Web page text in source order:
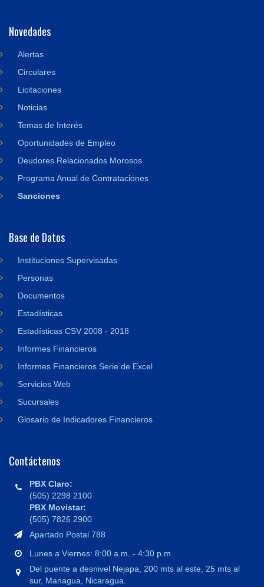
Novedades
Alertas
Circulares
Licitaciones
Noticias
Temas de Interés
Oportunidades de Empleo
Deudores Relacionados Morosos
Programa Anual de Contrataciones
Sanciones
Base de Datos
Instituciones Supervisadas
Personas
Documentos
Estadísticas
Estadísticas CSV 2008 - 2018
Informes Financieros
Informes Financieros Serie de Excel
Servicios Web
Sucursales
Glosario de Indicadores Financieros
Contáctenos
PBX Claro:
(505) 2298 2100
PBX Movistar:
(505) 7826 2900
Apartado Postal 788
Lunes a Viernes: 8:00 a.m. - 4:30 p.m.
Del puente a desnivel Nejapa, 200 mts al este, 25 mts al
sur, Managua, Nicaragua.